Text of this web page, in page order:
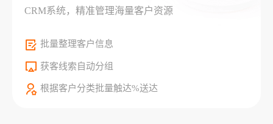
CRM系统，精准管理海量客户资源
批量整理客户信息
获客线索自动分组
根据客户分类批量触达%送达